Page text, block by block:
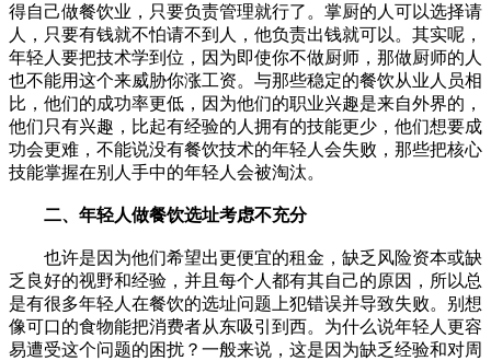
得自己做餐饮业，只要负责管理就行了。掌厨的人可以选择请
人，只要有钱就不怕请不到人，他负责出钱就可以。其实呢，
年轻人要把技术学到位，因为即使你不做厨师，那做厨师的人
也不能用这个来威胁你涨工资。与那些稳定的餐饮从业人员相
比，他们的成功率更低，因为他们的职业兴趣是来自外界的，
他们只有兴趣，比起有经验的人拥有的技能更少，他们想要成
功会更难，不能说没有餐饮技术的年轻人会失败，那些把核心
技能掌握在别人手中的年轻人会被淘汰。
二、年轻人做餐饮选址考虑不充分
也许是因为他们希望出更便宜的租金，缺乏风险资本或缺
乏良好的视野和经验，并且每个人都有其自己的原因，所以总
是有很多年轻人在餐饮的选址问题上犯错误并导致失败。别想
像可口的食物能把消费者从东吸引到西。为什么说年轻人更容
易遭受这个问题的困扰？一般来说，这是因为缺乏经验和对周